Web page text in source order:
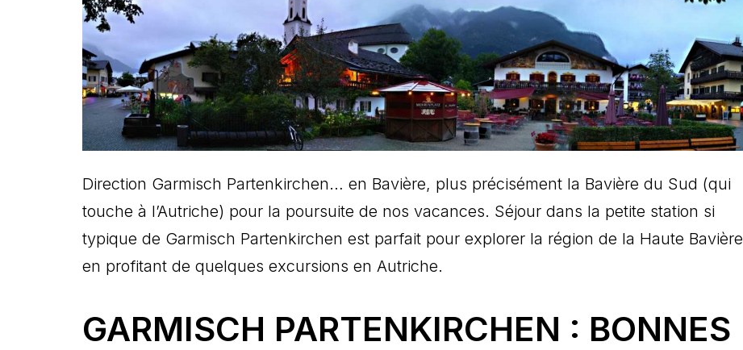
Direction Garmisch Partenkirchen… en Bavière, plus précisément la Bavière du Sud (qui
touche à l’Autriche) pour la poursuite de nos vacances. Séjour dans la petite station si
typique de Garmisch Partenkirchen est parfait pour explorer la région de la Haute Bavière
en profitant de quelques excursions en Autriche.
GARMISCH PARTENKIRCHEN : BONNES